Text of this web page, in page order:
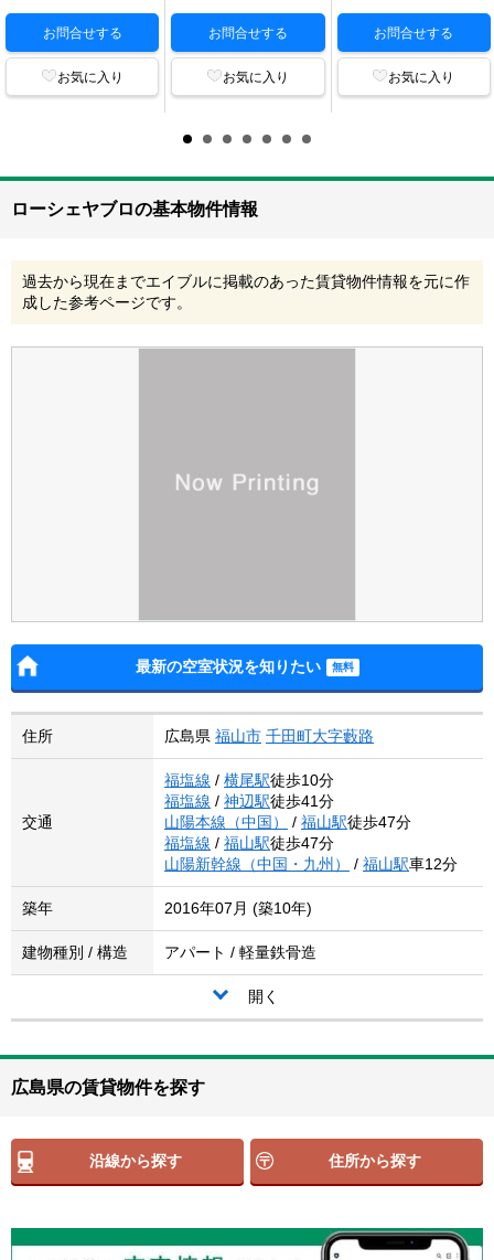
お問合せする
お気に入り
お問合せする
お気に入り
お問合せする
お気に入り
ローシェヤブロの基本物件情報
過去から現在までエイブルに掲載のあった賃貸物件情報を元に作
成した参考ページです。
最新の空室状況を知りたい
住所 広島県 福山市 千田町大字藪路
交通
福塩線 / 横尾駅徒歩10分
福塩線 / 神辺駅徒歩41分
山陽本線（中国）
/ 福山駅徒歩47分
福塩線 / 福山駅徒歩47分
山陽新幹線（中国・九州）
/ 福山駅車12分
築年 2016年07月 (築10年)
建物種別 / 構造 アパート / 軽量鉄骨造
開く
広島県の賃貸物件を探す
沿線から探す 住所から探す